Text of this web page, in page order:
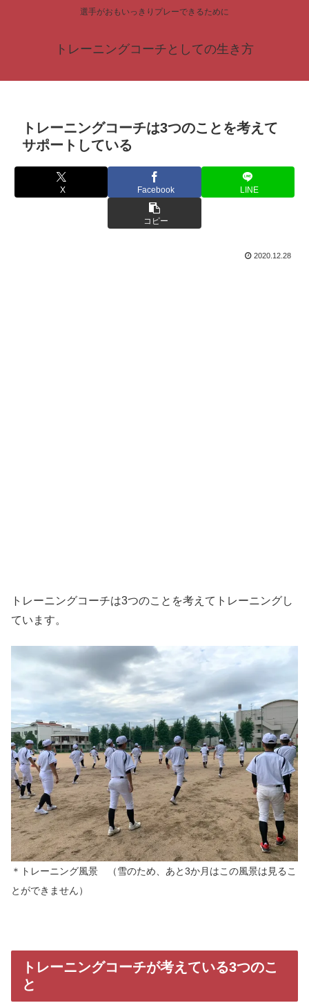
選手がおもいっきりプレーできるために
トレーニングコーチとしての生き方
トレーニングコーチは3つのことを考えて
サポートしている
X Facebook LINE
コピー
2020.12.28
トレーニングコーチは3つのことを考えてトレーニングし
ています。
＊トレーニング風景 （雪のため、あと3か月はこの風景は見るこ
とができません）
トレーニングコーチが考えている3つのこ
と